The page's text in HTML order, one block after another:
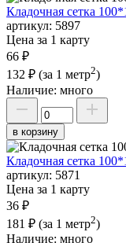
Кладочная сетка
артикул: 5897
Цена за 1 карту
66 ₽
132 ₽ (за 1 метр2)
Наличие: много
в корзину
Кладочная сетка
артикул: 5871
Цена за 1 карту
36 ₽
181 ₽ (за 1 метр2)
Наличие: много